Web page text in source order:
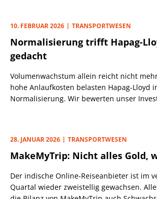
10. FEBRUAR 2026 TRANSPORTWESEN
Normalisierung trifft Hapag-
gedacht
Volumenwachstum allein reicht nicht
hohe Anlaufkosten belasten Hapag-Lloyd
Normalisierung. Wir bewerten unser
28. JANUAR 2026 TRANSPORTWESEN
MakeMyTrip: Nicht alles Gold,
Der indische Online-Reiseanbieter ist im
Quartal wieder zweistellig gewachsen.